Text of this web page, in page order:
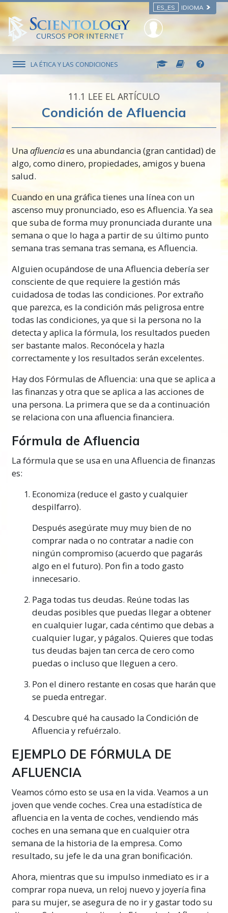
ES_ES IDIOMA
CURSOS POR INTERNET
LA ÉTICA Y LAS CONDICIONES
11.‎1 LEE EL ARTÍCULO
Condición de Afluencia
Unaafluenciaes una abundancia (gran cantidad) de
algo, como dinero, propiedades, amigos y buena
salud.
Cuando en una gráfica tienes una línea con un
ascenso muy pronunciado, eso es Afluencia. Ya sea
que suba de forma muy pronunciada durante una
semana o que lo haga a partir de su último punto
semana tras semana tras semana, es Afluencia.
Alguien ocupándose de una Afluencia debería ser
consciente de que requiere la gestión más
cuidadosa de todas las condiciones. Por extraño
que parezca, es la condición más peligrosa entre
todas las condiciones, ya que si la persona no la
detecta y aplica la fórmula, los resultados pueden
ser bastante malos. Reconócela y hazla
correctamente y los resultados serán excelentes.
Hay dos Fórmulas de Afluencia: una que se aplica a
las finanzas y otra que se aplica a las acciones de
una persona. La primera que se da a continuación
se relaciona con una afluencia financiera.
Fórmula de Afluencia
La fórmula que se usa en una Afluencia de finanzas
es:
Economiza (reduce el gasto y cualquier
despilfarro).
Después asegúrate muy muy bien de no
comprar nada o no contratar a nadie con
ningún compromiso (acuerdo que pagarás
algo en el futuro). Pon fin a todo gasto
innecesario.
Paga todas tus deudas. Reúne todas las
deudas posibles que puedas llegar a obtener
en cualquier lugar, cada céntimo que debas a
cualquier lugar, y págalos. Quieres que todas
tus deudas bajen tan cerca de cero como
puedas o incluso que lleguen a cero.
Pon el dinero restante en cosas que harán que
se pueda entregar.
Descubre qué ha causado la Condición de
Afluencia y refuérzalo.
EJEMPLO DE FÓRMULA DE
AFLUENCIA
Veamos cómo esto se usa en la vida. Veamos a un
joven que vende coches. Crea una estadística de
afluencia en la venta de coches, vendiendo más
coches en una semana que en cualquier otra
semana de la historia de la empresa. Como
resultado, su jefe le da una gran bonificación.
Ahora, mientras que su impulso inmediato es ir a
comprar ropa nueva, un reloj nuevo y joyería fina
para su mujer, se asegura de no ir y gastar todo su